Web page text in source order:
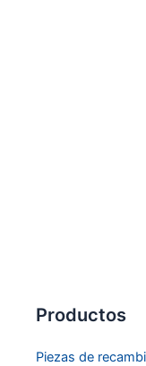
Productos
Piezas de